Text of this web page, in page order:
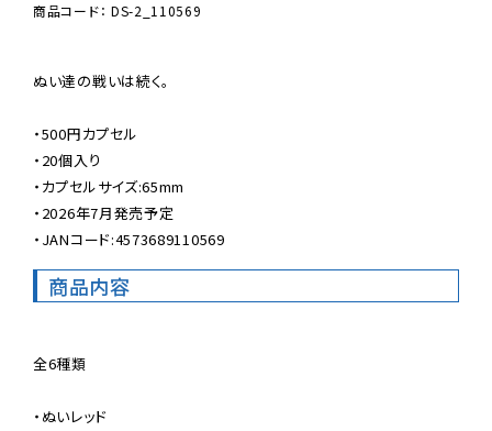
商品コード： DS-2_110569
ぬい達の戦いは続く。
・500円カプセル
・20個入り
・カプセルサイズ:65mm
・2026年7月発売予定
・JANコード:4573689110569
商品内容
全6種類
・ぬいレッド